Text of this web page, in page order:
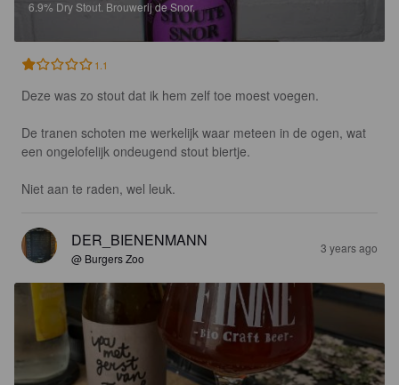
6.9% Dry Stout. Brouwerij de Snor.
1.1
Deze was zo stout dat ik hem zelf toe moest voegen.
De tranen schoten me werkelijk waar meteen in de ogen, wat
een ongelofelijk ondeugend stout biertje.
Niet aan te raden, wel leuk.
DER_BIENENMANN
@ Burgers Zoo
3 years ago